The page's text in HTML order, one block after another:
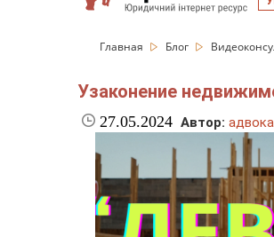
Главная Блог
Узаконение
27.05.2024 Автор: